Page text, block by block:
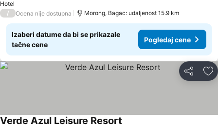
Hotel
/ Ocena nije dostupna Morong, Bagac: udaljenost 15.9 km
Izaberi datume da bi se prikazale
tačne cene
Pogledaj cene
Deli
Verde Azul Leisure Resort